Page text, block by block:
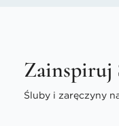
Zainspiruj
Śluby i zaręczyny